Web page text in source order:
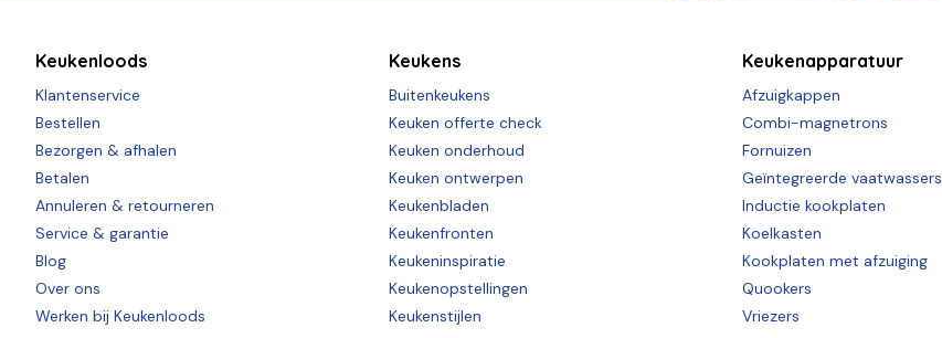
Keukenloods
Klantenservice
Bestellen
Bezorgen & afhalen
Betalen
Annuleren & retourneren
Service & garantie
Blog
Over ons
Werken bij Keukenloods
Keukens
Buitenkeukens
Keuken offerte check
Keuken onderhoud
Keuken ontwerpen
Keukenbladen
Keukenfronten
Keukeninspiratie
Keukenopstellingen
Keukenstijlen
Keukenapparatuur
Afzuigkappen
Combi-magnetrons
Fornuizen
Geïntegreerde vaatwassers
Inductie kookplaten
Koelkasten
Kookplaten met afzuiging
Quookers
Vriezers